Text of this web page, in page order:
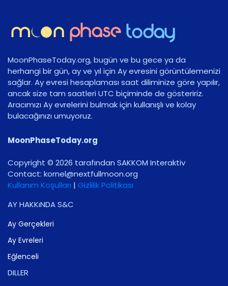
MoonPhaseToday.org, bugün ve bu gece ya da
herhangi bir gün, ay ve yıl için Ay evresini görüntülemenizi
sağlar. Ay evresi hesaplaması saat diliminize göre yapılır,
ancak size tam saatleri UTC biçiminde de gösteririz.
Aracımızı Ay evrelerini bulmak için kullanışlı ve kolay
bulacağınızı umuyoruz.
MoonPhaseToday.org
Copyright © 2026 tarafından SAKKOM Interaktiv
Contact: gro.noomlluftxen@lenrok
Kullanım Koşulları | Gizlilik Politikası
AY HAKKıNDA S&C
Ay Gerçekleri
Ay Evreleri
Eğlenceli
DILLER